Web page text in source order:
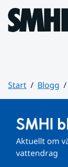
Hoppa till sidans
Start Blogg
SMHI
Aktuellt om
vattendrag